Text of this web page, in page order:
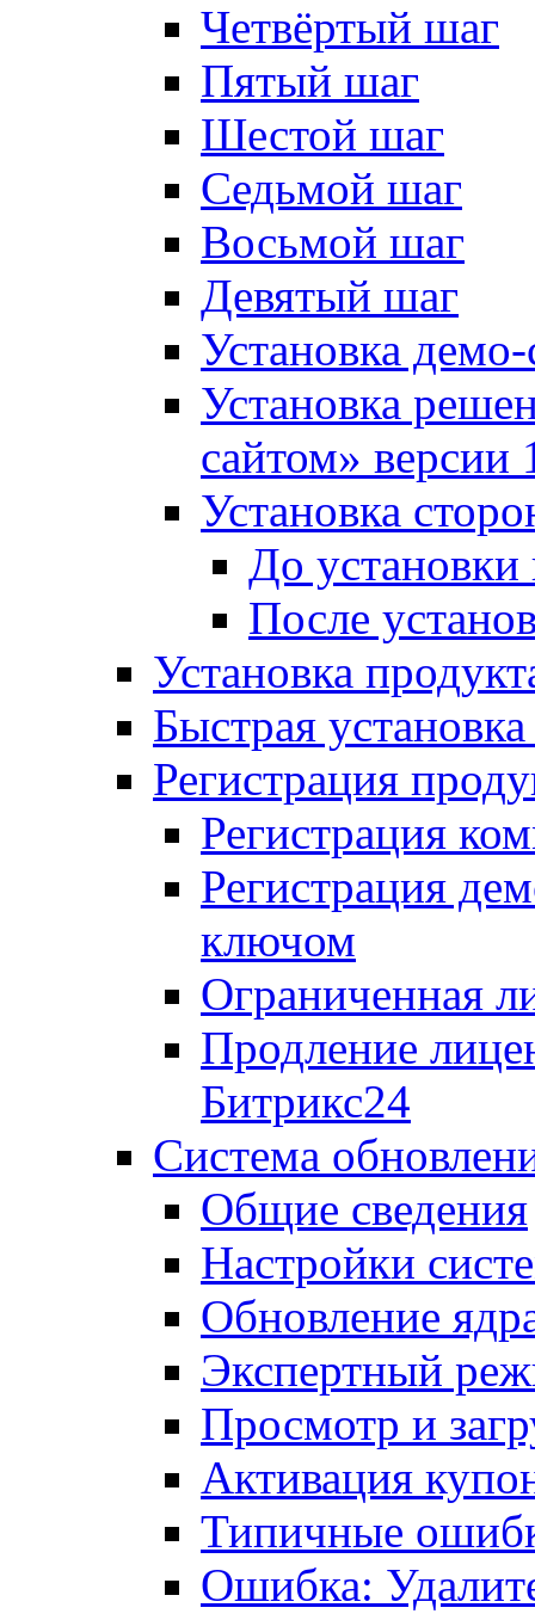
Четвёртый шаг
Пятый шаг
Шестой шаг
Седьмой шаг
Восьмой шаг
Девятый шаг
Установка
Установка
сайтом»
Установка
До установки
После
Установка
Быстрая
Регистрация
Регистрация
Регистрация
ключом
Ограниченная
Продление
Битрикс24
Система
Общие сведения
Настройки
Обновление
Экспертный
Просмотр и
Активация
Типичные
Ошибка: